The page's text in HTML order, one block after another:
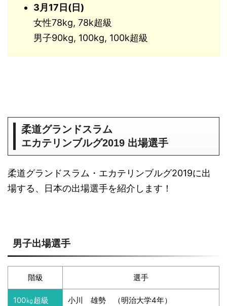
3月17日(日)
女性78kg, 78k超級
男子90kg, 100kg, 100k超級
柔道グランドスラム
エカテリンブルグ2019 出場選手
柔道グランドスラム・エカテリンブルグ2019に出
場する、日本の出場選手を紹介します！
男子出場選手
階級 選手
100㎏超級 小川 雄勢 （明治大学4年）